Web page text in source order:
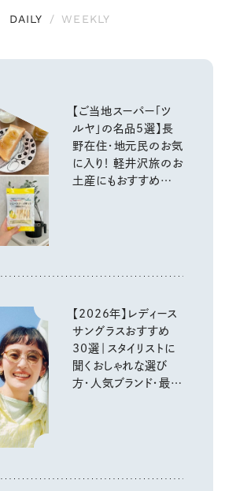
DAILY / WEEKLY
【ご当地スーパー「ツ
ルヤ」の名品5選】長
野在住・地元民のお気
に入り！ 軽井沢旅のお
土産にもおすすめのお
【2026年】レディース
サングラスおすすめ
30選｜スタイリストに
聞くおしゃれな選び
方・人気ブランド・最新